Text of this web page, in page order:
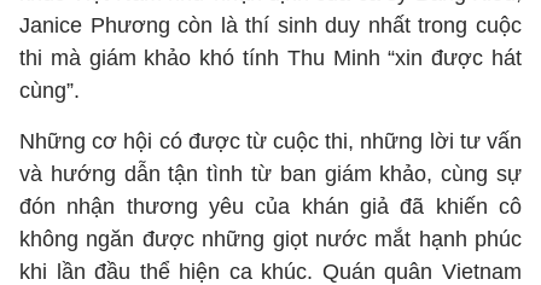
Janice Phương còn là thí sinh duy nhất trong cuộc
thi mà giám khảo khó tính Thu Minh “xin được hát
cùng”.
Những cơ hội có được từ cuộc thi, những lời tư vấn
và hướng dẫn tận tình từ ban giám khảo, cùng sự
đón nhận thương yêu của khán giả đã khiến cô
không ngăn được những giọt nước mắt hạnh phúc
khi lần đầu thể hiện ca khúc. Quán quân Vietnam